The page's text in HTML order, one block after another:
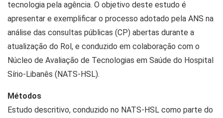
tecnologia pela agência. O objetivo deste estudo é
apresentar e exemplificar o processo adotado pela ANS na
análise das consultas públicas (CP) abertas durante a
atualização do Rol, e conduzido em colaboração com o
Núcleo de Avaliação de Tecnologias em Saúde do Hospital
Sírio-Libanês (NATS-HSL).
Métodos
Estudo descritivo, conduzido no NATS-HSL como parte do